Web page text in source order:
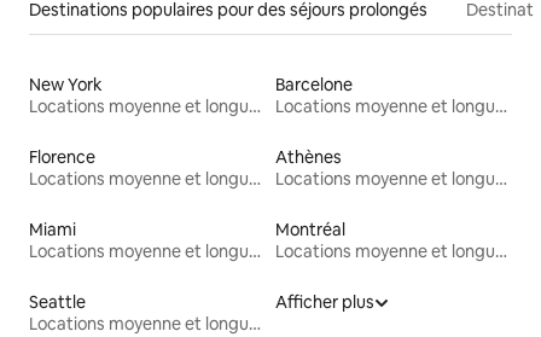
Destinations populaires pour des séjours prolongés
New York
Locations moyenne et longue durée
Barcelone
Locations moyenne et longue durée
Florence
Locations moyenne et longue durée
Athènes
Locations moyenne et longue durée
Miami
Locations moyenne et longue durée
Montréal
Locations moyenne et longue durée
Seattle
Locations moyenne et longue durée
Afficher plus